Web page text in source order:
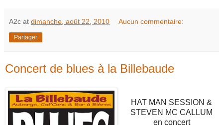
A2c at dimanche, août 22, 2010 Aucun commentaire:
Partager
Concert de blues à la Billebaude
HAT MAN SESSION &
STEVEN MC CALLUM
en concert